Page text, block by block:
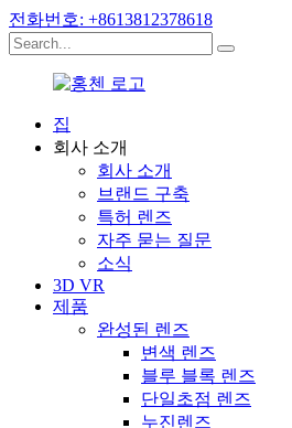
전화번호: +8613812378618
집
회사 소개
회사 소개
브랜드 구축
특허 렌즈
자주 묻는 질문
소식
3D VR
제품
완성된 렌즈
변색 렌즈
블루 블록 렌즈
단일초점 렌즈
누진렌즈